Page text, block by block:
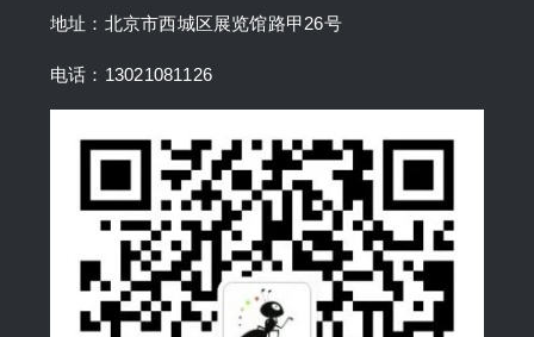
地址：北京市西城区展览馆路甲26号
电话：13021081126